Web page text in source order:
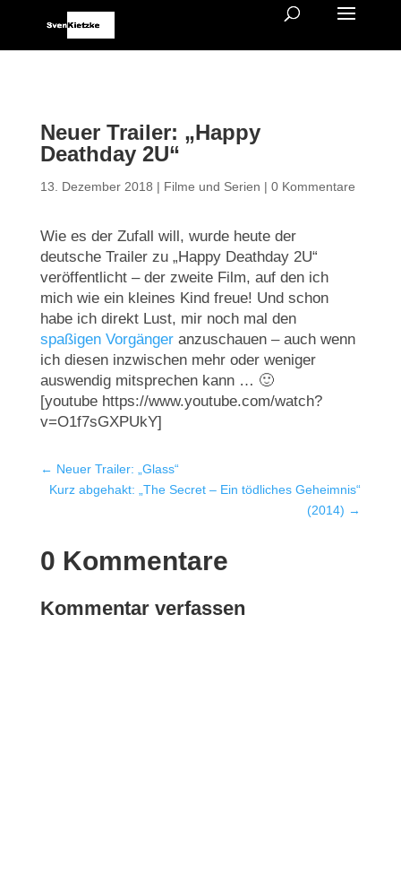
Neuer Trailer: „Happy
Deathday 2U“
13. Dezember 2018 | Filme und Serien | 0 Kommentare
Wie es der Zufall will, wurde heute der
deutsche Trailer zu „Happy Deathday 2U“
veröffentlicht – der zweite Film, auf den ich
mich wie ein kleines Kind freue! Und schon
habe ich direkt Lust, mir noch mal den
spaßigen Vorgängeranzuschauen – auch wenn
ich diesen inzwischen mehr oder weniger
auswendig mitsprechen kann … 🙂
[youtube https://www.youtube.com/watch?
v=O1f7sGXPUkY]
← Neuer Trailer: „Glass“
Kurz abgehakt: „The Secret – Ein tödliches Geheimnis“
(2014) →
0 Kommentare
Kommentar verfassen